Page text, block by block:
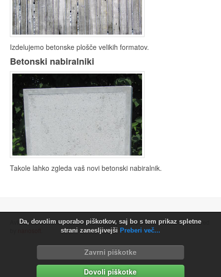
Da, dovolim uporabo piškotkov, saj bo s tem prikaz spletne
strani zanesljivejši Preberi več...
Zavrni piškotke
Dovoli piškotke
Izdelujemo betonske plošče velikih formatov.
Betonski nabiralniki
Takole lahko zgleda vaš novi betonski nabiralnik.
Avtorske pravice © 2026 Betonska ograja. Vse pravice pridržane. Powered